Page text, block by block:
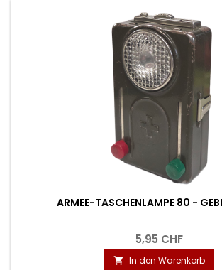
ARMEE-TASCHENLAMPE 80 -
5,95 CHF
 In den Warenkorb